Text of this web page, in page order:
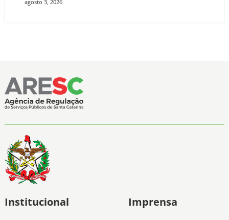
agosto 3, 2026
Institucional Imprensa